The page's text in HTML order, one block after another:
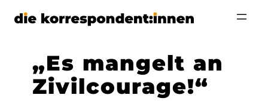
Zum
„Es mangelt an
Zivilcourage!“